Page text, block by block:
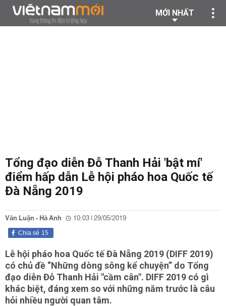
MỚI NHẤT
Tổng đạo diễn Đỗ Thanh Hải 'bật mí'
điểm hấp dẫn Lễ hội pháo hoa Quốc tế
Đà Nẵng 2019
Văn Luận - Hà Anh 10:03 | 29/05/2019
15
Chia sẻ
Lễ hội pháo hoa Quốc tế Đà Nẵng 2019 (DIFF 2019)
có chủ đề “Những dòng sông kể chuyện” do Tổng
đạo diễn Đỗ Thanh Hải "cầm cân". DIFF 2019 có gì
khác biệt, đáng xem so với những năm trước là câu
hỏi nhiều người quan tâm.